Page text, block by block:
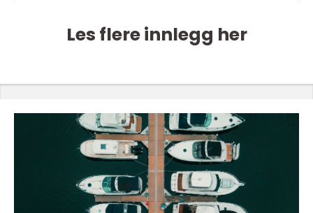
Les flere innlegg her